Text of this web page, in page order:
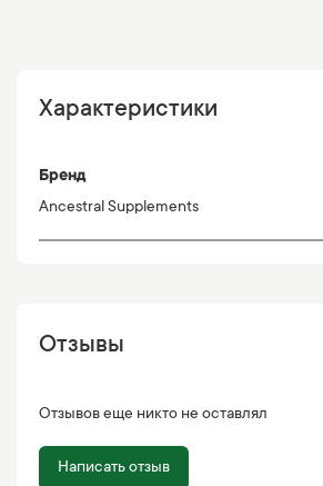
Характеристики
Бренд
Ancestral Supplements
Отзывы
Отзывов еще никто не оставлял
Написать отзыв